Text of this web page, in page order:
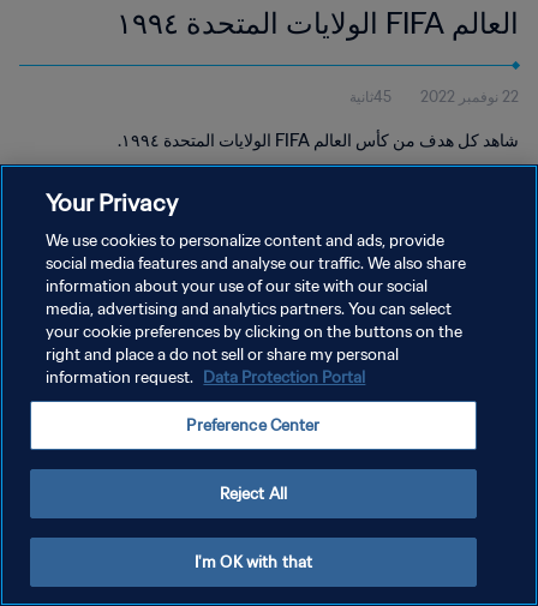
العالم FIFA الولايات المتحدة ١٩٩٤
22 نوفمبر 2022 45ثانية
شاهد كل هدف من كأس العالم FIFA الولايات المتحدة ١٩٩٤.
سياسة الخصوصية
شروط الخدمة
إدارة تفضيلات ملفات تعريف الارتباط
Your Privacy
We use cookies to personalize content and ads, provide
social media features and analyse our traffic. We also share
information about your use of our site with our social
media, advertising and analytics partners. You can select
your cookie preferences by clicking on the buttons on the
right and place a do not sell or share my personal
information request. Data Protection Portal
Preference Center
Reject All
I'm OK with that